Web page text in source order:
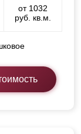
от 1032
руб. кв.м.